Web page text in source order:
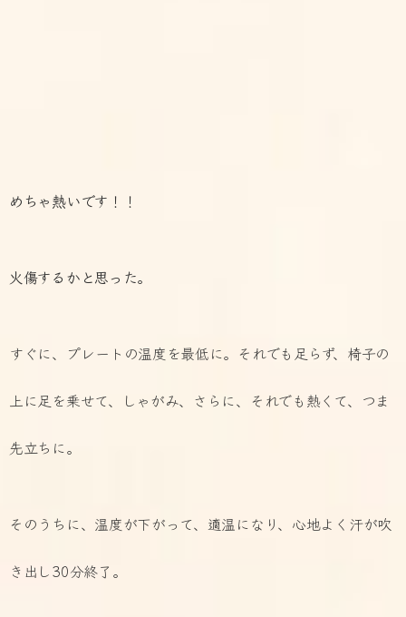
めちゃ熱いです！！
火傷するかと思った。
すぐに、プレートの温度を最低に。それでも足らず、椅子の
上に足を乗せて、しゃがみ、さらに、それでも熱くて、つま
先立ちに。
そのうちに、温度が下がって、適温になり、心地よく汗が吹
き出し30分終了。